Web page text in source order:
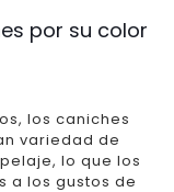
por su color
los caniches
variedad de
lo que los
a los gustos de